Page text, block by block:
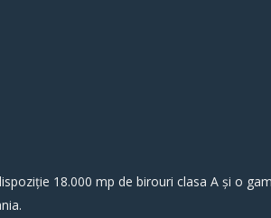
18.000 mp de birouri clasa A și o